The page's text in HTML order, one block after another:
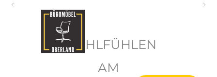
WOHLFÜHLEN
AM